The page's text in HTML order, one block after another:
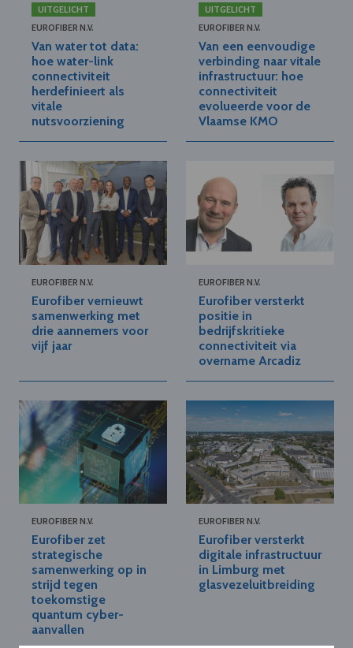
UITGELICHT
EUROFIBER N.V.
Van water tot data:
hoe water-link
connectiviteit
herdefinieert als
vitale
nutsvoorziening
UITGELICHT
EUROFIBER N.V.
Van een eenvoudige
verbinding naar vitale
infrastructuur: hoe
connectiviteit
evolueerde voor de
Vlaamse KMO
EUROFIBER N.V.
Eurofiber vernieuwt
samenwerking met
drie aannemers voor
vijf jaar
EUROFIBER N.V.
Eurofiber versterkt
positie in
bedrijfskritieke
connectiviteit via
overname Arcadiz
EUROFIBER N.V.
Eurofiber zet
strategische
samenwerking op in
strijd tegen
toekomstige
quantum cyber-
aanvallen
EUROFIBER N.V.
Eurofiber versterkt
digitale infrastructuur
in Limburg met
glasvezeluitbreiding